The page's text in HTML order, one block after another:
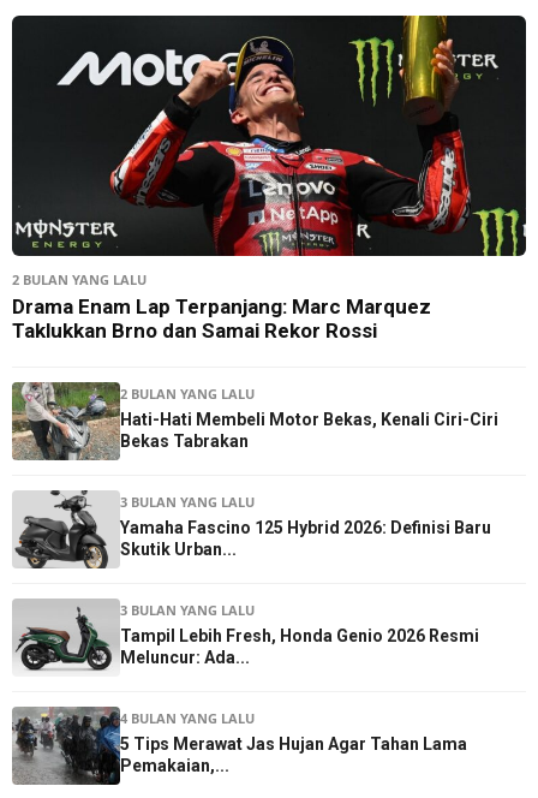
2 BULAN YANG LALU
Drama Enam Lap Terpanjang: Marc Marquez
Taklukkan Brno dan Samai Rekor Rossi
2 BULAN YANG LALU
Hati-Hati Membeli Motor Bekas, Kenali Ciri-Ciri
Bekas Tabrakan
3 BULAN YANG LALU
Yamaha Fascino 125 Hybrid 2026: Definisi Baru
Skutik Urban...
3 BULAN YANG LALU
Tampil Lebih Fresh, Honda Genio 2026 Resmi
Meluncur: Ada...
4 BULAN YANG LALU
5 Tips Merawat Jas Hujan Agar Tahan Lama
Pemakaian,...